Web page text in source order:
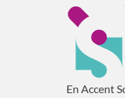
En Accent